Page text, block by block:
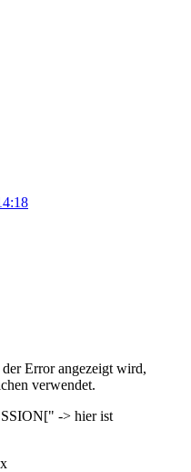
Error angezeigt wird,
verwendet.
-> hier ist